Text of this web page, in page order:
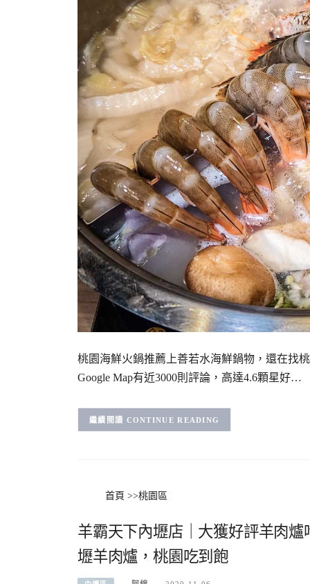
桃園海鮮火鍋推薦上善若水海鮮鍋物，還在找
Google Map有近3000則評論，高達4.6顆星好…
CONTINUE READING
首頁 >>桃園區
羊霸天下內壢店｜大獲好評羊肉
壢羊肉爐，桃園吃到飽